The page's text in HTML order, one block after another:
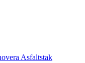
Asfaltstak